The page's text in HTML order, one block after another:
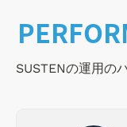
SUSTENの運用の